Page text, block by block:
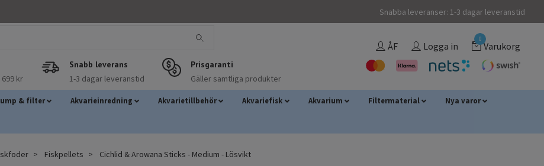
Snabba leveranser: 1-3 dagar leveranstid
kr
Snabb leverans
1-3 dagar leveranstid
Prisgaranti
Gäller samtliga produkter
ÅF Logga in
0
Varukorg
& filter Akvarieinredning Akvarietillbehör Akvariefisk Akvarium Filtermaterial Nya varor
Fiskpellets Cichlid & Arowana Sticks - Medium - Lösvikt